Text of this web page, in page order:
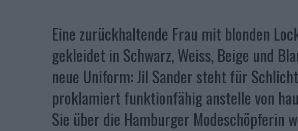
Eine zurückhaltende Frau mit blonden
gekleidet in Schwarz, Weiss, Beige und
neue Uniform: Jil Sander steht für
proklamiert funktionfähig anstelle von
Sie über die Hamburger Modeschöpferin